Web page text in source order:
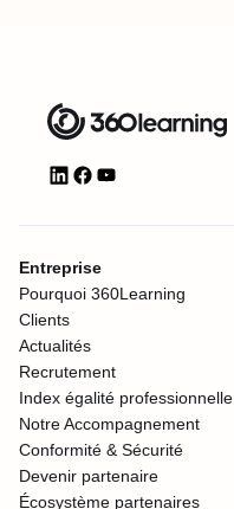
Entreprise
Pourquoi 360Learning
Clients
Actualités
Recrutement
Index égalité professionnelle
Notre Accompagnement
Conformité & Sécurité
Devenir partenaire
Écosystème partenaires